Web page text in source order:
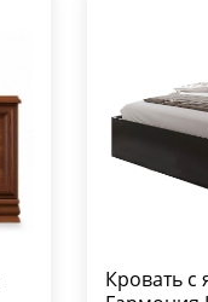
Кровать